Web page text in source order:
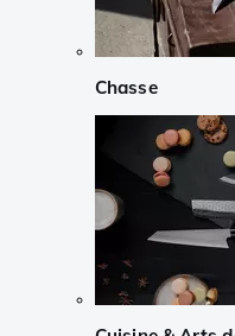
Chasse